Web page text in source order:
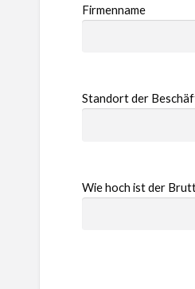
Firmenname
Standort der
Wie hoch ist der